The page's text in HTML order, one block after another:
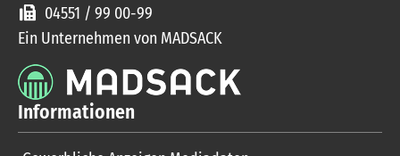
04551 / 99 00-99
Ein Unternehmen von MADSACK
Informationen